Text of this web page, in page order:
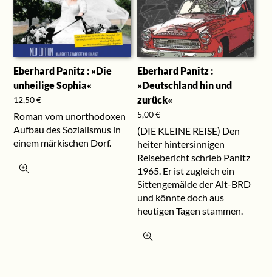
Eberhard Panitz : »Die
unheilige Sophia«
12,50€
Roman vom unorthodoxen
Aufbau des Sozialismus in
einem märkischen Dorf.
Eberhard Panitz :
»Deutschland hin und
zurück«
5,00€
(DIE KLEINE REISE) Den
heiter hintersinnigen
Reisebericht schrieb Panitz
1965. Er ist zugleich ein
Sittengemälde der Alt-BRD
und könnte doch aus
heutigen Tagen stammen.